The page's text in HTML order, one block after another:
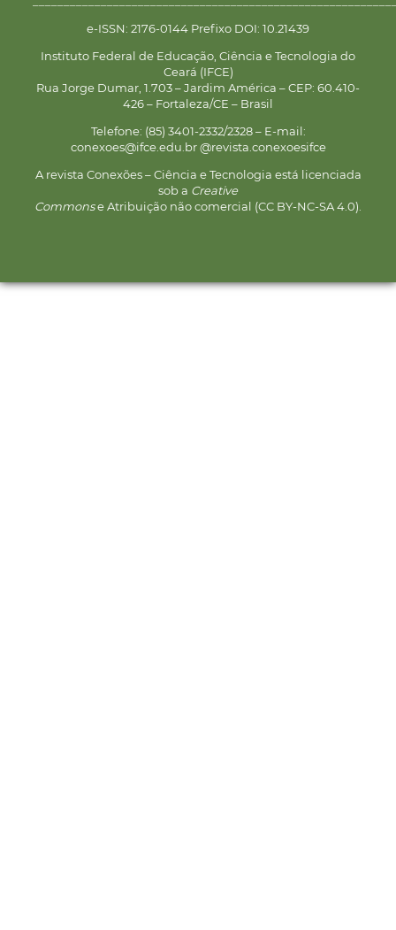
e-ISSN: 2176-0144 Prefixo DOI: 10.21439
Instituto Federal de Educação, Ciência e Tecnologia do
Ceará (IFCE)
Rua Jorge Dumar, 1.703 – Jardim América – CEP: 60.410-
426 – Fortaleza/CE – Brasil
Telefone: (85) 3401-2332/2328 – E-mail:
conexoes@ifce.edu.br @revista.conexoesifce
A revista Conexões – Ciência e Tecnologia está licenciada
sob a Creative
Commonse Atribuição não comercial (CC BY-NC-SA 4.0).